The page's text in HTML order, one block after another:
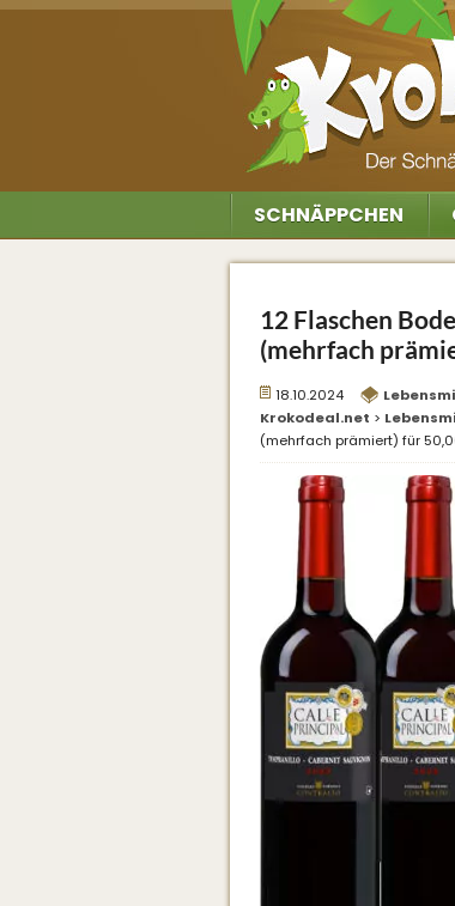
SCHNÄPPCHEN
12 Flaschen
(mehrfach
18.10.2024
Krokodeal.net >
(mehrfach prämiert) für